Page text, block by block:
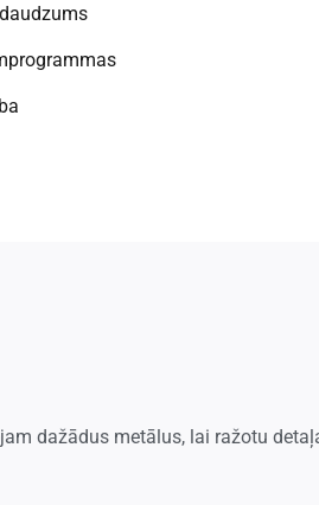
dažādus metālus, lai ražotu